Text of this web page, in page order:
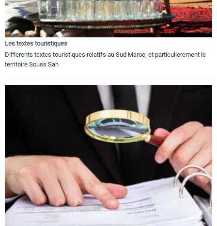
Les textes touristiques
Differents textes touristiques relatifs au Sud Maroc, et particulierement le
territoire Souss Sah